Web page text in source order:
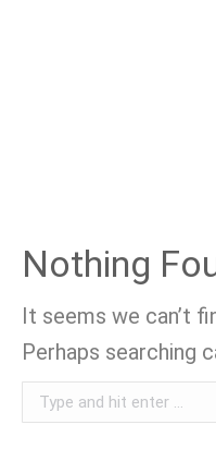
Nothing
It seems we can’t
Perhaps searching
Search: